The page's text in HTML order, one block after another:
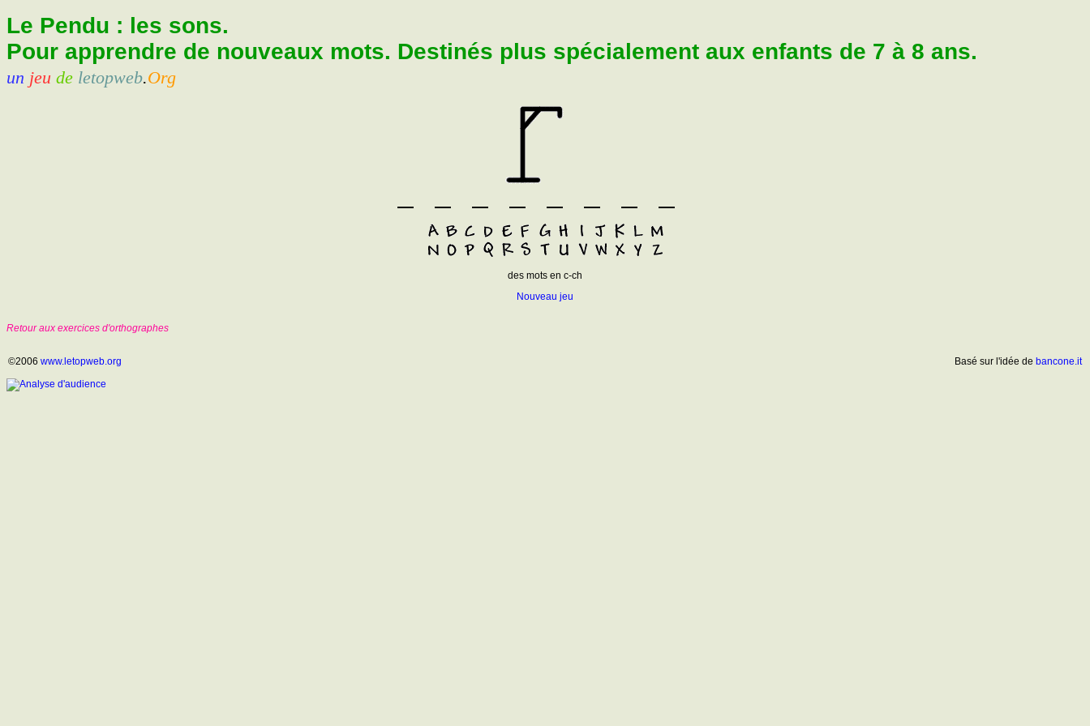
Le Pendu : les sons.
Pour apprendre de nouveaux mots. Destinés plus spécialement aux enfants de 7 à 8 ans.
un jeu de letopweb.Org
des mots en c-ch
Nouveau jeu
Retour aux exercices d'orthographes
©2006 www.letopweb.org Basé sur l'idée de bancone.it